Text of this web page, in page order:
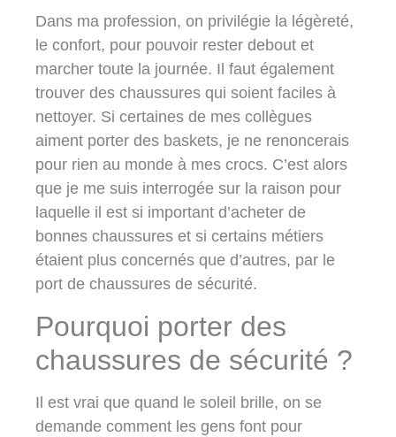
Dans ma profession, on privilégie la légèreté,
le confort, pour pouvoir rester debout et
marcher toute la journée. Il faut également
trouver des chaussures qui soient faciles à
nettoyer. Si certaines de mes collègues
aiment porter des baskets, je ne renoncerais
pour rien au monde à mes crocs. C’est alors
que je me suis interrogée sur la raison pour
laquelle il est si important d’acheter de
bonnes chaussures et si certains métiers
étaient plus concernés que d’autres, par le
port de chaussures de sécurité.
Pourquoi porter des
chaussures de sécurité ?
Il est vrai que quand le soleil brille, on se
demande comment les gens font pour